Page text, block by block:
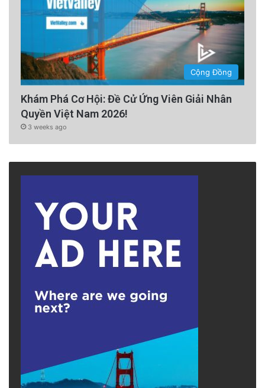
Cộng Đồng
Khám Phá Cơ Hội: Đề Cử Ứng Viên Giải Nhân
Quyền Việt Nam 2026!
3 weeks ago